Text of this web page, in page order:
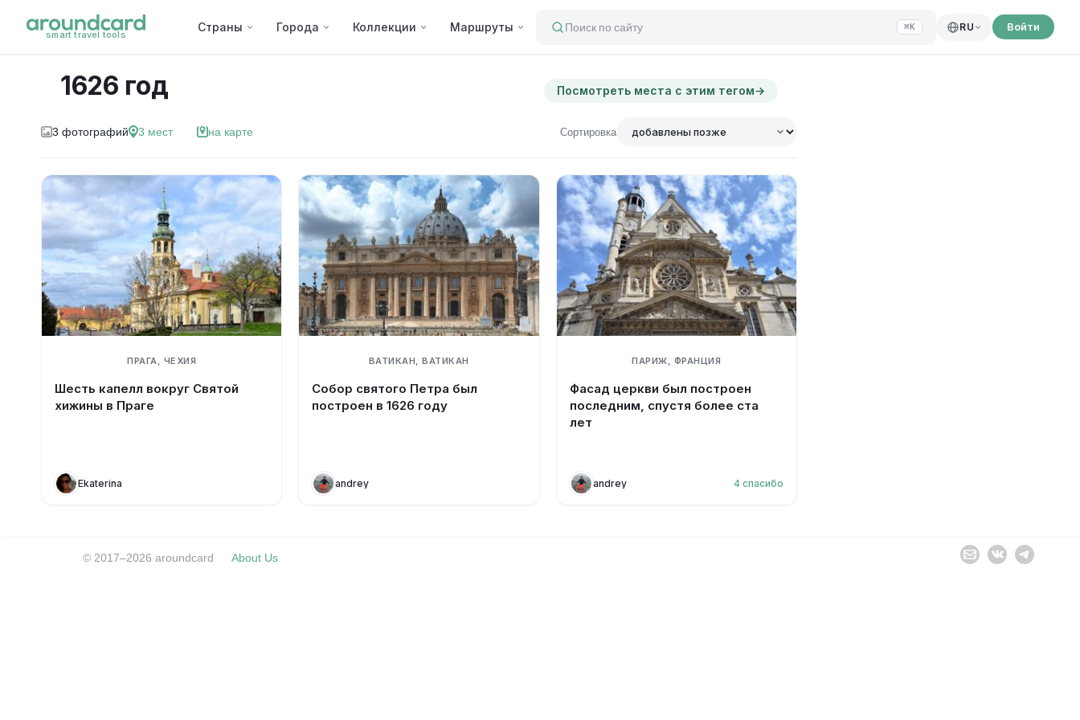
smart travel tools
Страны Города Коллекции Маршруты Поиск по сайту ⌘K RU Войти
1626 год Посмотреть места с этим тегом→
3 фотографий 3 мест на карте Сортировка
ПРАГА, ЧЕХИЯ
Шесть капелл вокруг Святой
хижины в Праге
Ekaterina
ВАТИКАН, ВАТИКАН
Собор святого Петра был
построен в 1626 году
andrey
ПАРИЖ, ФРАНЦИЯ
Фасад церкви был построен
последним, спустя более ста
лет
andrey 4 спасибо
© 2017–2026 aroundcard About Us